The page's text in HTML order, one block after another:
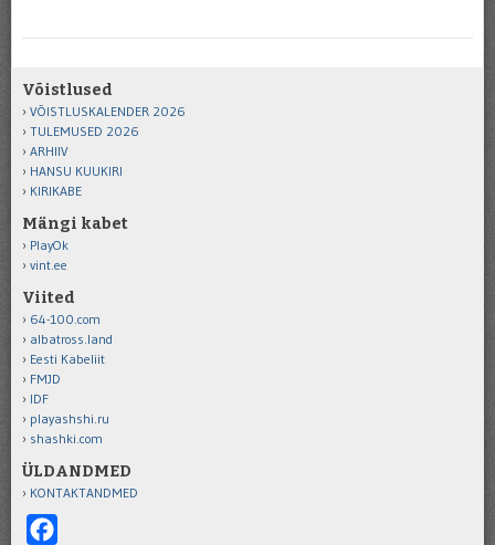
Võistlused
VÕISTLUSKALENDER 2026
TULEMUSED 2026
ARHIIV
HANSU KUUKIRI
KIRIKABE
Mängi kabet
PlayOk
vint.ee
Viited
64-100.com
albatross.land
Eesti Kabeliit
FMJD
IDF
playashshi.ru
shashki.com
ÜLDANDMED
KONTAKTANDMED